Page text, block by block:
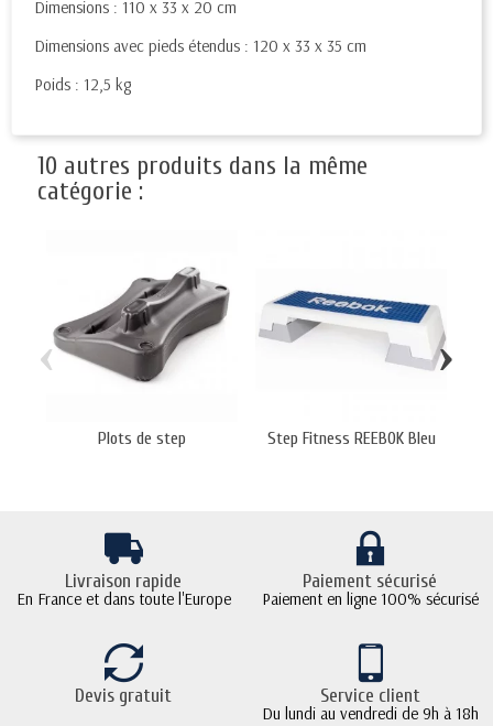
Dimensions : 110 x 33 x 20 cm
Dimensions avec pieds étendus : 120 x 33 x 35 cm
Poids : 12,5 kg
10 autres produits dans la même
catégorie :
Plots de step Step Fitness REEBOK Bleu
‹ ›
Livraison rapide
En France et dans toute l'Europe
Paiement sécurisé
Paiement en ligne 100% sécurisé
Devis gratuit Service client
Du lundi au vendredi de 9h à 18h